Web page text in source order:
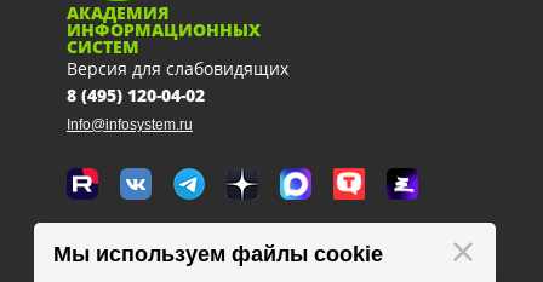
АКАДЕМИЯ
ИНФОРМАЦИОННЫХ
СИСТЕМ
Версия для слабовидящих
8 (495) 120-04-02
Info@infosystem.ru
Москва, 111123, ул. Плеханова, 4а
схема проезда
Мы используем файлы cookie